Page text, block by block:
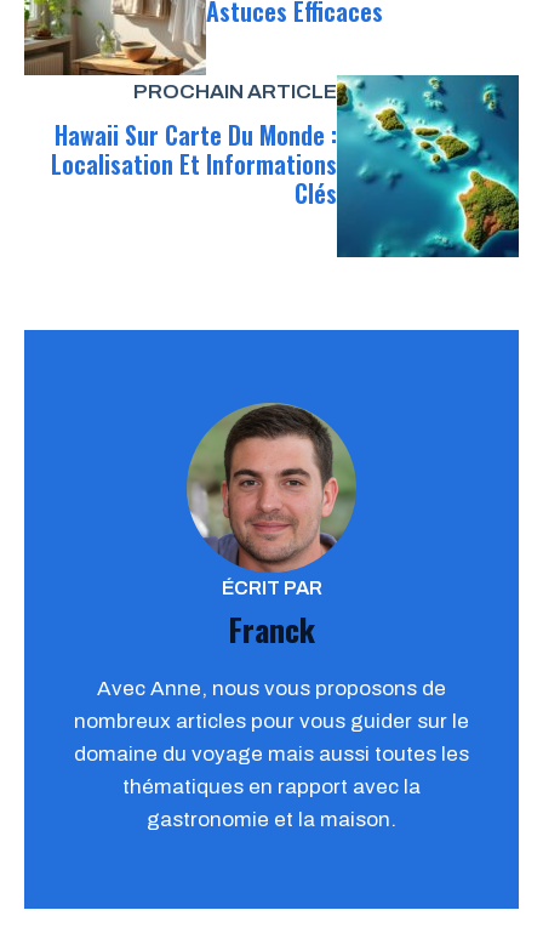
Astuces Efficaces
PROCHAIN ARTICLE
Hawaii Sur Carte Du Monde :
Localisation Et Informations
Clés
ÉCRIT PAR
Franck
Avec Anne, nous vous proposons de
nombreux articles pour vous guider sur le
domaine du voyage mais aussi toutes les
thématiques en rapport avec la
gastronomie et la maison.